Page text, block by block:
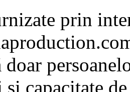
prin
doar
capacitate